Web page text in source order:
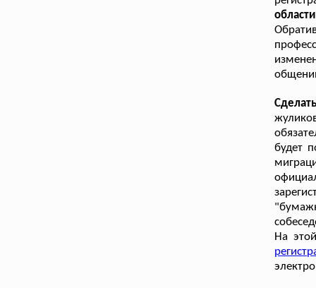
будет
На